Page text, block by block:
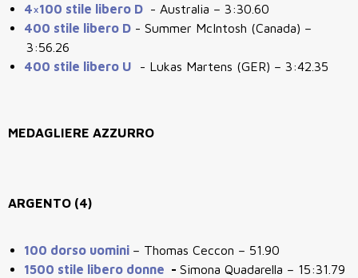
4×100 stile libero D - Australia – 3:30.60
400 stile libero D - Summer McIntosh (Canada) –
3:56.26
400 stile libero U - Lukas Martens (GER) – 3:42.35
MEDAGLIERE AZZURRO
ARGENTO (4)
100 dorso uomini – Thomas Ceccon – 51.90
1500 stile libero donne - Simona Quadarella – 15:31.79